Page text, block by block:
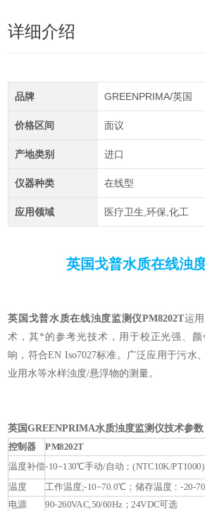
详细介绍
品牌 GREENPRIMA/英国
价格区间 面议
产地类别 进口
仪器种类 在线型
应用领域 医疗卫生,环保,化工
英国戈普水质在线浊
英国戈普水质在线浊度监测仪PM8202T运
术，其*的参考光技术，用于校正光强、
响，符合EN Iso7027标准。广泛应用于污水
业用水等水样浊度/悬浮物的测量。
英国GREENPRIMA水质浊度监测仪技术参数
控制器 PM8202T
温度补偿-10~130℃手动/自动；(NTC10K/PT1000)
温度 工作温度;-10~70.0℃；储存温度：-20-
电源 90-260VAC,50/60Hz；24VDC可选